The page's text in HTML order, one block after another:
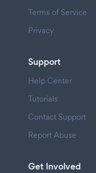
Terms of Service
Privacy
Support
Help Center
Tutorials
Contact Support
Report Abuse
Get Involved